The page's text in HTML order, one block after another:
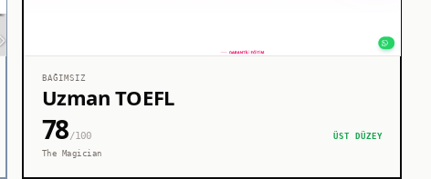
BAĞIMSIZ
Uzman TOEFL
78/100
ÜST DÜZEY
The Magician